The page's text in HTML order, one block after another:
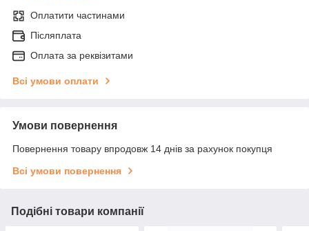
Оплатити частинами
Післяплата
Оплата за реквізитами
Всі умови оплати
Умови повернення
Повернення товару впродовж 14 днів за рахунок покупця
Всі умови повернення
Подібні товари компанії